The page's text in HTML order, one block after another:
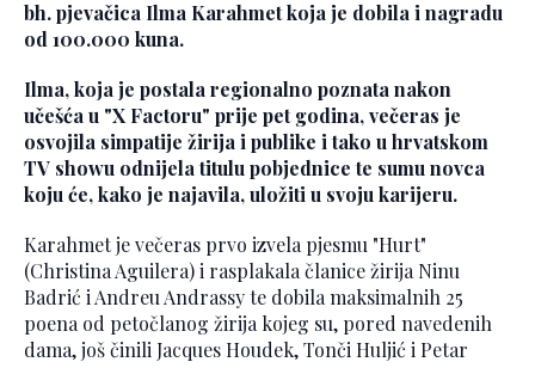
bh. pjevačica Ilma Karahmet koja je dobila i nagradu
od 100.000 kuna.
Ilma, koja je postala regionalno poznata nakon
učešća u "X Factoru" prije pet godina, večeras je
osvojila simpatije žirija i publike i tako u hrvatskom
TV showu odnijela titulu pobjednice te sumu novca
koju će, kako je najavila, uložiti u svoju karijeru.
Karahmet je večeras prvo izvela pjesmu "Hurt"
(Christina Aguilera) i rasplakala članice žirija Ninu
Badrić i Andreu Andrassy te dobila maksimalnih 25
poena od petočlanog žirija kojeg su, pored navedenih
dama, još činili Jacques Houdek, Tonči Huljić i Petar